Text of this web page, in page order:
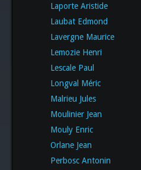
Laporte Aristide
Laubat Edmond
Lavergne Maurice
Lemozie Henri
Lescale Paul
Longval Méric
Malrieu Jules
Moulinier Jean
Mouly Enric
Orlane Jean
Perbosc Antonin